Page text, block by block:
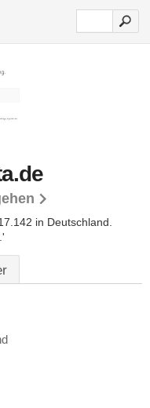
in Deutschland.